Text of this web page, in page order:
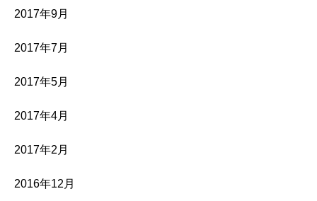
2017年9月
2017年7月
2017年5月
2017年4月
2017年2月
2016年12月